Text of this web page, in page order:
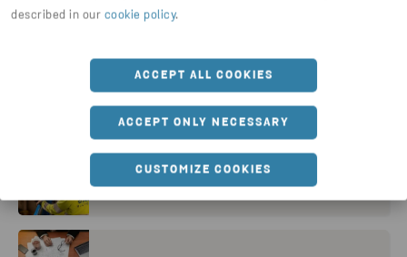
described in our cookie policy.
ACCEPT ALL COOKIES
ACCEPT ONLY NECESSARY
CUSTOMIZE COOKIES
HVORFOR STENA RECYCLING?
STENA NORDIC RECYCLING CENTER